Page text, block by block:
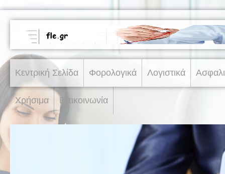
Κεντρική Σελίδα Φορολογικά Λογιστικά
Χρήσιμα Επικοινωνία